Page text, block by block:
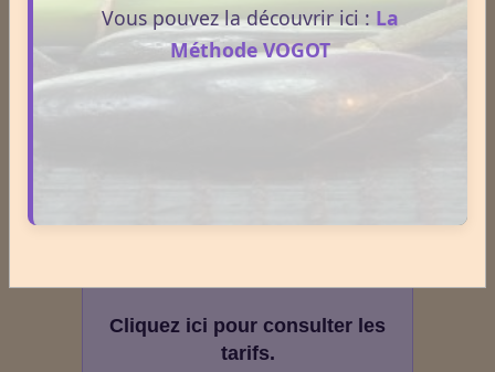
Newsletter #311 - mai 2026
Newsletter #310 - avril 2026
Cliquez ici pour consulter les
tarifs.
Vous pouvez la découvrir ici : La
Méthode VOGOT